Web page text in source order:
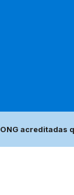
ONG acreditadas